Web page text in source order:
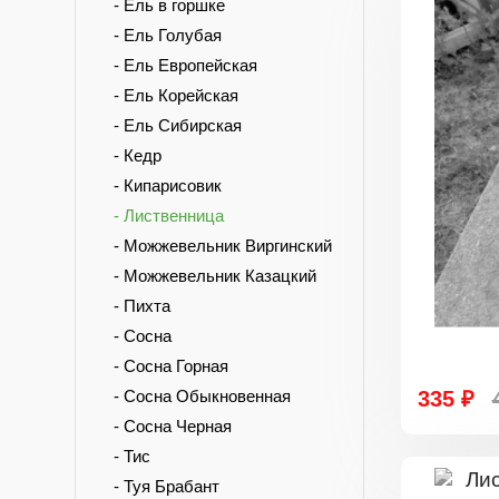
- Ель в горшке
- Ель Голубая
- Ель Европейская
- Ель Корейская
- Ель Сибирская
- Кедр
- Кипарисовик
- Лиственница
- Можжевельник Виргинский
- Можжевельник Казацкий
- Пихта
- Сосна
- Сосна Горная
- Сосна Обыкновенная
- Сосна Черная
- Тис
- Туя Брабант
335 ₽